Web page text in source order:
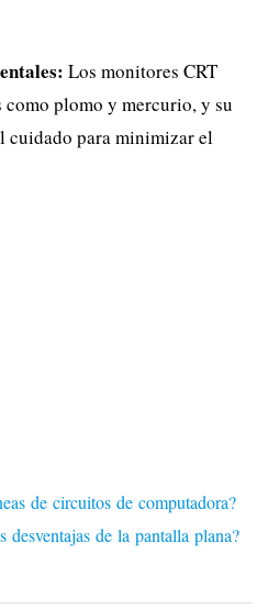
Los monitores CRT
plomo y mercurio, y su
cuidado para minimizar el
de circuitos de computadora?
desventajas de la pantalla plana?